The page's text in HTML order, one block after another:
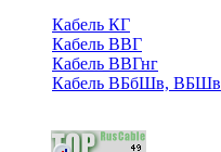
Кабель КГ
Кабель ВВГ
Кабель ВВГнг
Кабель ВБбШв, ВБШв